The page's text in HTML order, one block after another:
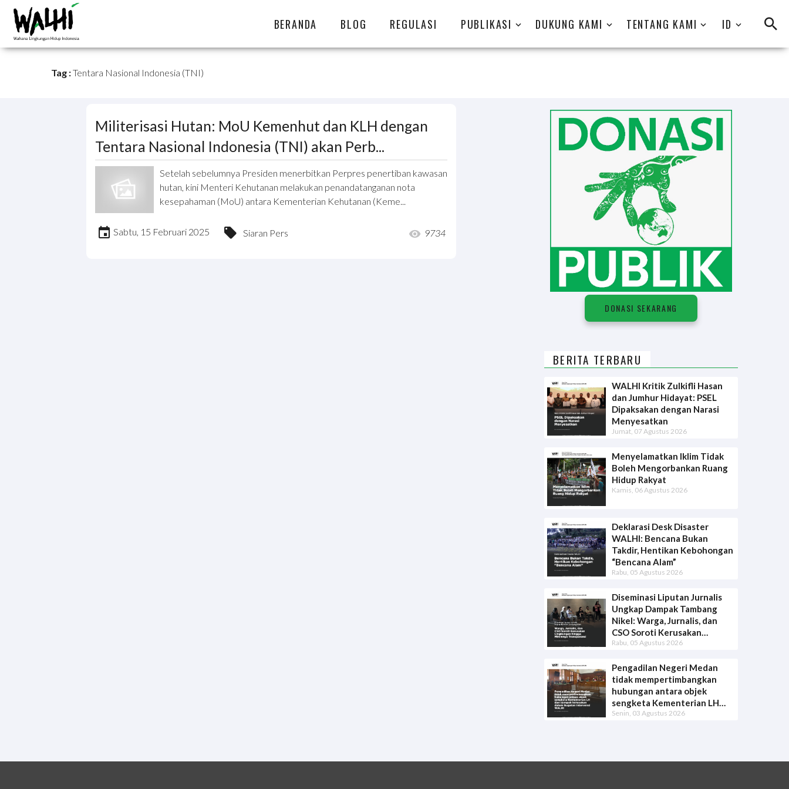
BERANDA BLOG REGULASI PUBLIKASI DUKUNG KAMI TENTANG KAMI ID
Tag :Tentara Nasional Indonesia (TNI)
Militerisasi Hutan: MoU Kemenhut dan KLH dengan
Tentara Nasional Indonesia (TNI) akan Perb...
Setelah sebelumnya Presiden menerbitkan Perpres penertiban kawasan
hutan, kini Menteri Kehutanan melakukan penandatanganan nota
kesepahaman (MoU) antara Kementerian Kehutanan (Keme...
Sabtu, 15 Februari 2025 Siaran Pers 9734
DONASI SEKARANG
BERITA TERBARU
WALHI Kritik Zulkifli Hasan
dan Jumhur Hidayat: PSEL
Dipaksakan dengan Narasi
Menyesatkan
Jumat, 07 Agustus 2026
Menyelamatkan Iklim Tidak
Boleh Mengorbankan Ruang
Hidup Rakyat
Kamis, 06 Agustus 2026
Deklarasi Desk Disaster
WALHI: Bencana Bukan
Takdir, Hentikan Kebohongan
“Bencana Alam”
Rabu, 05 Agustus 2026
Diseminasi Liputan Jurnalis
Ungkap Dampak Tambang
Nikel: Warga, Jurnalis, dan
CSO Soroti Kerusakan
Lingkungan hingga Minimnya
Rabu, 05 Agustus 2026
Pengadilan Negeri Medan
tidak mempertimbangkan
hubungan antara objek
sengketa Kementerian LH
dan dampak kerusakan dalam
Senin, 03 Agustus 2026